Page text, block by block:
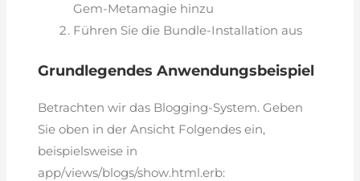
Gem-Metamagie hinzu
Führen Sie die Bundle-Installation aus
Grundlegendes Anwendungsbeispiel
Betrachten wir das Blogging-System. Geben
Sie oben in der Ansicht Folgendes ein,
beispielsweise in
app/views/blogs/show.html.erb: